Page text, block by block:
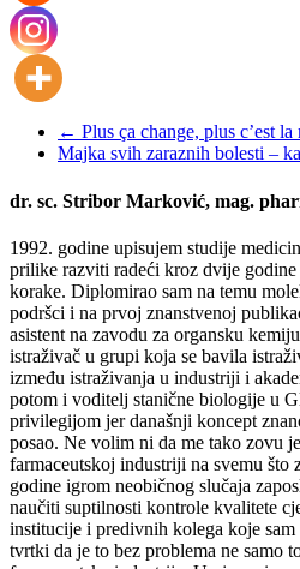
← Plus ça change, plus c’est la
Majka svih zaraznih bolesti –
dr. sc. Stribor Marković, mag.
1992. godine upisujem studije
prilike razviti radeći kroz dvije
korake. Diplomirao sam na temu
podršci i na prvoj znanstvenoj
asistent na zavodu za organsku
istraživač u grupi koja se bavila
između istraživanja u industriji i
potom i voditelj stanične biologije u
privilegijom jer današnji koncept
posao. Ne volim ni da me tako zovu
farmaceutskoj industriji na svemu
godine igrom neobičnog slučaja
naučiti suptilnosti kontrole kvalitete
institucije i predivnih kolega koje
tvrtki da je to bez problema ne samo